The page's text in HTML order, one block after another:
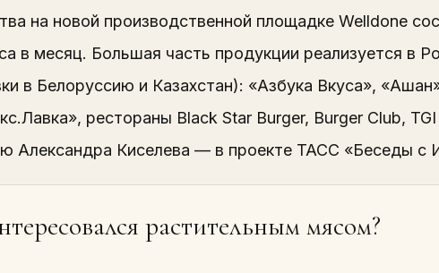
на новой производственной площадке Welldone
в месяц. Большая часть продукции реализуется в
в Белоруссию и Казахстан): «Азбука Вкуса»,
рестораны Black Star Burger, Burger Club,
Александра Киселева — в проекте ТАСС «Беседы с
растительным мясом?